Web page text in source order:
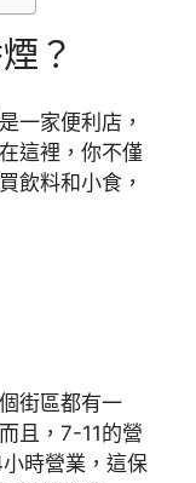
？
一家便利店，
這裡，你不僅
飲料和小食，
街區都有一
且，7-11的營
時營業，這保